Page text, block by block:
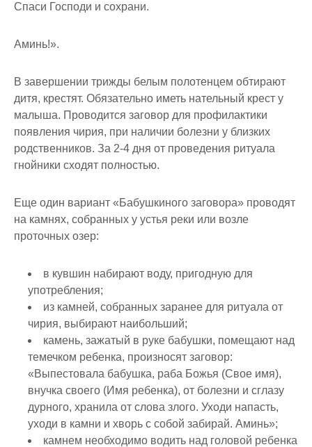
Спаси Господи и сохрани.
Аминь!».
В завершении трижды белым полотенцем обтирают
дитя, крестят. Обязательно иметь нательный крест у
малыша. Проводится заговор для профилактики
появления чирия, при наличии болезни у близких
родственников. За 2-4 дня от проведения ритуала
гнойники сходят полностью.
Еще один вариант «Бабушкиного заговора» проводят
на камнях, собранных у устья реки или возле
проточных озер:
в кувшин набирают воду, пригодную для
употребления;
из камней, собранных заранее для ритуала от
чирия, выбирают наибольший;
камень, зажатый в руке бабушки, помещают над
темечком ребенка, произносят заговор:
«Выпестовала бабушка, раба Божья (Свое имя),
внучка своего (Имя ребенка), от болезни и сглазу
дурного, хранила от слова злого. Уходи напасть,
уходи в камни и хворь с собой забирай. Аминь»;
камнем необходимо водить над головой ребенка